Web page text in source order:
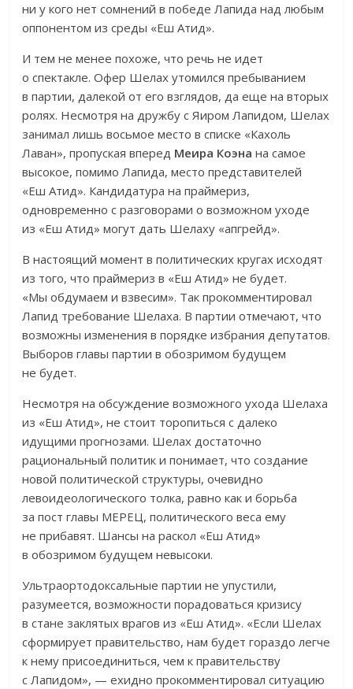
ни у кого нет сомнений в победе Лапида над любым
оппонентом из среды «Еш Атид».
И тем не менее похоже, что речь не идет
о спектакле. Офер Шелах утомился пребыванием
в партии, далекой от его взглядов, да еще на вторых
ролях. Несмотря на дружбу с Яиром Лапидом, Шелах
занимал лишь восьмое место в списке «Кахоль
Лаван», пропуская вперед Меира Коэна на самое
высокое, помимо Лапида, место представителей
«Еш Атид». Кандидатура на праймериз,
одновременно с разговорами о возможном уходе
из «Еш Атид» могут дать Шелаху «апгрейд».
В настоящий момент в политических кругах исходят
из того, что праймериз в «Еш Атид» не будет.
«Мы обдумаем и взвесим». Так прокомментировал
Лапид требование Шелаха. В партии отмечают, что
возможны изменения в порядке избрания депутатов.
Выборов главы партии в обозримом будущем
не будет.
Несмотря на обсуждение возможного ухода Шелаха
из «Еш Атид», не стоит торопиться с далеко
идущими прогнозами. Шелах достаточно
рациональный политик и понимает, что создание
новой политической структуры, очевидно
левоидеологического толка, равно как и борьба
за пост главы МЕРЕЦ, политического веса ему
не прибавят. Шансы на раскол «Еш Атид»
в обозримом будущем невысоки.
Ультраортодоксальные партии не упустили,
разумеется, возможности порадоваться кризису
в стане заклятых врагов из «Еш Атид». «Если Шелах
сформирует правительство, нам будет гораздо легче
к нему присоединиться, чем к правительству
с Лапидом», — ехидно прокомментировал ситуацию